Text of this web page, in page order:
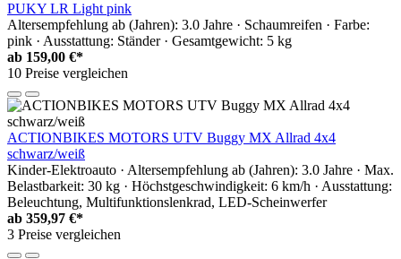
PUKY LR Light pink
Altersempfehlung ab (Jahren): 3.0 Jahre · Schaumreifen · Farbe:
pink · Ausstattung: Ständer · Gesamtgewicht: 5 kg
ab 159,00 €*
10 Preise vergleichen
ACTIONBIKES MOTORS UTV Buggy MX Allrad 4x4
schwarz/weiß
Kinder-Elektroauto · Altersempfehlung ab (Jahren): 3.0 Jahre · Max.
Belastbarkeit: 30 kg · Höchstgeschwindigkeit: 6 km/h · Ausstattung:
Beleuchtung, Multifunktionslenkrad, LED-Scheinwerfer
ab 359,97 €*
3 Preise vergleichen